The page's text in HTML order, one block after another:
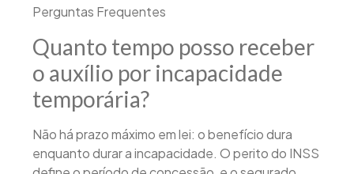
Perguntas Frequentes
Quanto tempo posso receber
o auxílio por incapacidade
temporária?
Não há prazo máximo em lei: o benefício dura
enquanto durar a incapacidade. O perito do INSS